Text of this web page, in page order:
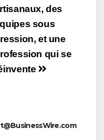
des
sous
et une
qui se